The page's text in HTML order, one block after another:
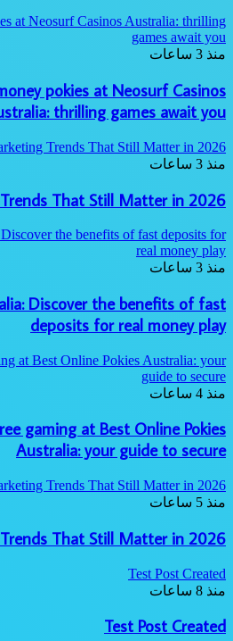
at Neosurf Casinos Australia: thrilling
games await you
منذ 3 ساعات
pokies at Neosurf Casinos
thrilling games await you
Trends That Still Matter in 2026
منذ 3 ساعات
That Still Matter in 2026
the benefits of fast deposits for
real money play
منذ 3 ساعات
Discover the benefits of fast
deposits for real money play
at Best Online Pokies Australia: your
guide to secure
منذ 4 ساعات
gaming at Best Online Pokies
Australia: your guide to secure
Trends That Still Matter in 2026
منذ 5 ساعات
That Still Matter in 2026
Test Post Created
منذ 8 ساعات
Test Post Created